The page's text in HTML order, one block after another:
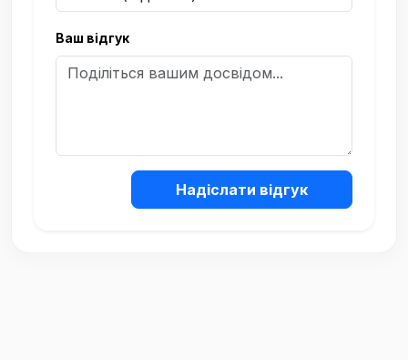
Ваш відгук
Надіслати відгук